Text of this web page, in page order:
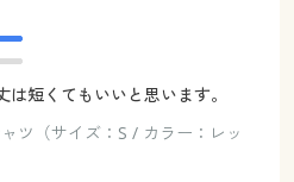
短くてもいいと思います。
ツ（サイズ：S / カラー：レッ